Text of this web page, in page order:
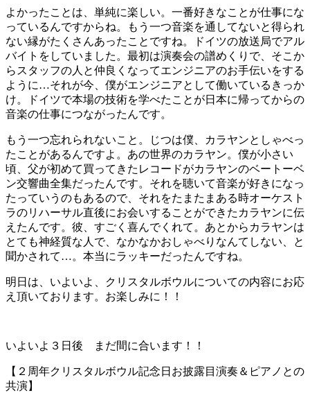
よかったことは、単純に楽しい。一番好きなことが仕事にな
っているんですからね。もう一つ音楽を通してないと得られ
ない縁がたくさんあったことですね。ドイツの放送局でアル
バイトをしていました。最初は演奏会の譜めくりで、そこか
らスタッフの人と仲良くなってエンジニアのお手伝いをする
ように…それが今、僕がエンジニアとして働いているきっか
け。ドイツで本場の技術を学べたことが日本に帰ってからの
音楽の仕事につながったんです。
もう一つ忘れられないこと。じつは僕、カラヤンとしゃべっ
たことがあるんですよ。あの世界のカラヤン。僕が小さい
頃、父が初めて買ってきたレコードがカラヤンのベートーベ
ン交響曲全集だったんです。それを聴いて音楽が好きになっ
たっていうのもあるので、それをたまたまある時オーケスト
ラのリハーサル直後にお会いすることができたカラヤンに伝
えたんです。彼、すごく喜んでくれて。あとからカラヤンは
とても神経質な人で、なかなかおしゃべりなんてしない、と
聞かされて…。本当にラッキーだったんですね。
明日は、いよいよ、クリスタルボウルについての内容にお応
え頂いております。お楽しみに！！
いよいよ３日後 まだ間に合います！！
【２周年クリスタルボウル記念日お披露目演奏＆ピアノとの
共演】